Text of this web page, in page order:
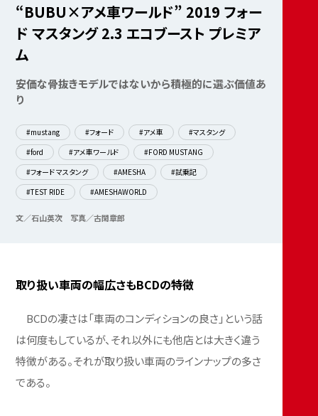
“BUBU×アメ車ワールド” 2019 フォー
ド マスタング 2.3 エコブースト プレミア
ム
安価な骨抜きモデルではないから積極的に選ぶ価値あ
り
#mustang #フォード #アメ車
#マスタング
#ford
#アメ車ワールド
#FORD MUSTANG
#フォード マスタング
#AMESHA
#試乗記
#TEST RIDE
#AMESHAWORLD
文／石山英次 写真／古閑章郎
取り扱い車両の幅広さもBCDの特徴
BCDの凄さは「車両のコンディションの良さ」という話
は何度もしているが、それ以外にも他店とは大きく違う
特徴がある。それが取り扱い車両のラインナップの多さ
である。